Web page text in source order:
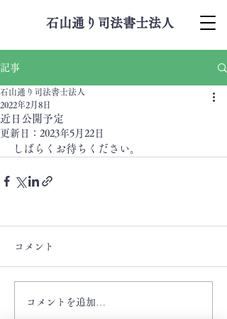
石山通り司法書士法人
記事
近日公開予定
石山通り司法書士法人
2022年2月8日
更新日： 2023年5月22日
しばらくお待ちください。
コメント
コメントを追加…